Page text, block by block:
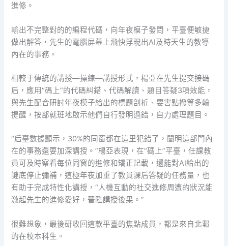
進修。
輸出不完整對的的編程代碼，向年夜模子發問，平臺便敏捷
做出解答，先生的電腦屏幕上飛快浮現出AI及時天生的教導
內在的事務。
相較于傳統的講授—操練—講授形式，楊亞在先生提交接碼
后，應用“碼上”的代碼糾錯、代碼解讀、題目答疑3項效能，
與先生配合研討年夜模子給出的標題剖析、要害點撥等多輪
提醒，按部就班地啟示他們自行發明過錯，自力處理題目。
“后臺數據顯示，30%的同窗都在這里犯錯了，闡明這部門內
在的事務還要加深講授。”楊亞表現，在“碼上”平臺，任課教
員可及時察看每位同窗的進修和矯正記載，還能對AI給出的
謎底停止彌補，這極年夜加重了教員課后答疑的任務量，也
有助于完成特性化講授，“人機互動的社交進修周遭的狀況能
激起先生的進修愛好，晉陞講授後果。”
很難想象，最後研收回這款平臺的焦點成員，都是來自北郵
的在校本科生。